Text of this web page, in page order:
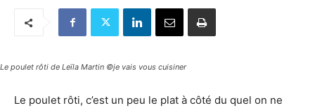
Le poulet rôti de Leïla Martin ©je vais vous cuisiner
Le poulet rôti, c’est un peu le plat à côté du quel on ne